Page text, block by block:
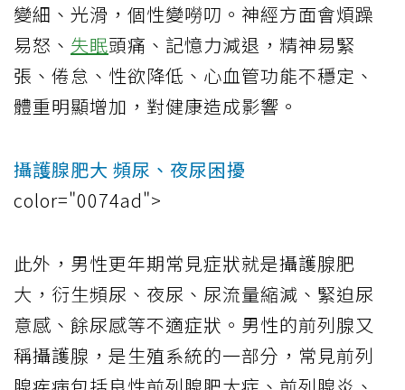
變細、光滑，個性變嘮叨。神經方面會煩躁
易怒、 失眠頭痛、記憶力減退，精神易緊
張、倦怠、性欲降低、心血管功能不穩定、
體重明顯增加，對健康造成影響。
攝護腺肥大 頻尿、夜尿困擾
color="0074ad">
此外，男性更年期常見症狀就是攝護腺肥
大，衍生頻尿、夜尿、尿流量縮減、緊迫尿
意感、餘尿感等不適症狀。男性的前列腺又
稱攝護腺，是生殖系統的一部分，常見前列